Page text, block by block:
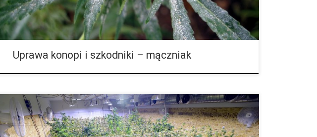
Uprawa konopi i szkodniki – mączniak